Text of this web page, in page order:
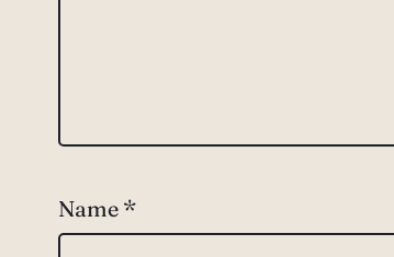
Name *